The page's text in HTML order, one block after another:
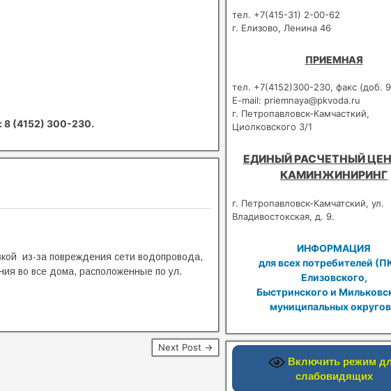
8 (4152) 300-230.
из-за повреждения сети водопровода,
во все дома, расположенные по ул.
Next Post →
тел. +7(415-31) 2-00-62
г. Елизово, Ленина 46
ПРИЕМНАЯ
тел. +7(4152)300-230, факс (доб.
E-mail: priemnaya@pkvoda.ru
г. Петропавловск-Камчасткий,
Циолковского 3/1
ЕДИНЫЙ РАСЧЕТНЫЙ
КАМИНЖИНИРИНГ
г. Петропавловск-Камчатский, ул.
Владивостокская, д. 9.
ИНФОРМАЦИЯ
для всех потребителей
Елизовского,
Быстринского и
муниципальных
Включить режим
слабовидящих